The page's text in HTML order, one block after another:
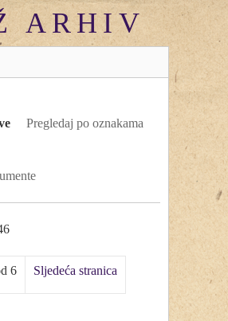
Pregledaj po oznakama
6 Sljedeća stranica